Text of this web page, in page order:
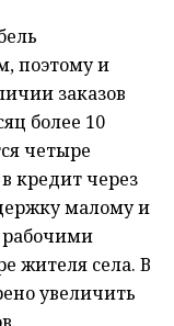
поэтому и
заказов
более 10
четыре
кредит через
малому и
рабочими
жителя села. В
увеличить